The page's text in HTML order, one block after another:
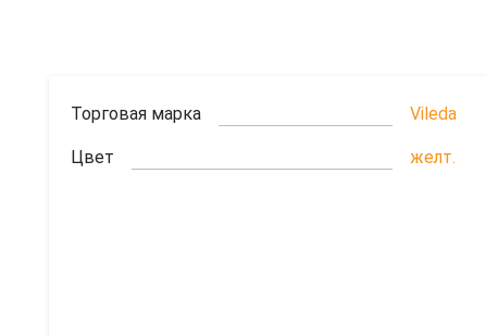
Торговая марка Vileda
Цвет желт.